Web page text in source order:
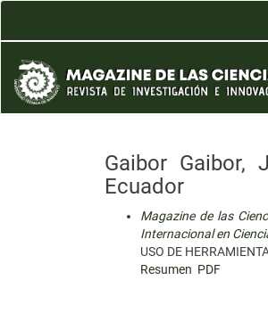
Contenido
principal
Barra
lateral
Gaibor Gaibor,
Ecuador
Magazine de las
Internacional en
USO DE
Resumen PDF